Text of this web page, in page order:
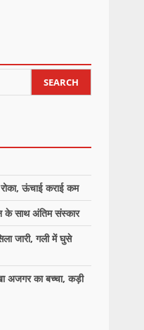
SEARCH
ऊंचाई कराई कम
के साथ अंतिम संस्कार
जारी, गली में घुसे
अजगर का बच्चा, कड़ी